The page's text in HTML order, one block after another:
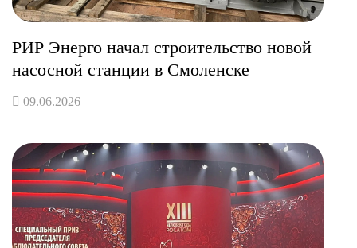
РИР Энерго начал строительство новой
насосной станции в Смоленске
09.06.2026